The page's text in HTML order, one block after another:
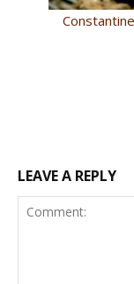
LEAVE A REPLY